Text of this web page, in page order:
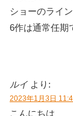
ショーのライ
6作は通常任期
ルイ より:
2023年1月3日
こんにちは